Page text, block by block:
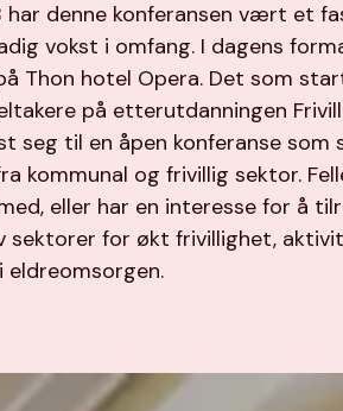
har denne konferansen vært et
vokst i omfang. I dagens
Thon hotel Opera. Det som
på etterutdanningen
seg til en åpen konferanse som
kommunal og frivillig sektor.
eller har en interesse for å
sektorer for økt frivillighet,
eldreomsorgen.